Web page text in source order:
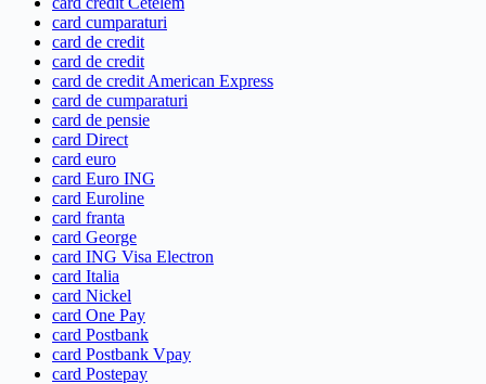
card cumparaturi
card de credit
card de credit
card de credit American Express
card de cumparaturi
card de pensie
card Direct
card euro
card Euro ING
card Euroline
card franta
card George
card ING Visa Electron
card Italia
card Nickel
card One Pay
card Postbank
card Postbank Vpay
card Postepay